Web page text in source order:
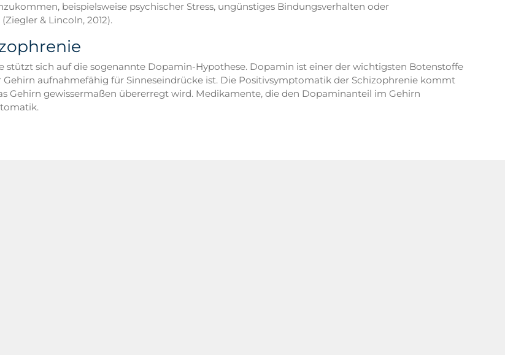
beispielsweise psychischer Stress, ungünstiges Bindungsverhalten oder
& Lincoln, 2012).
sich auf die sogenannte Dopamin-Hypothese. Dopamin ist einer der wichtigsten Botenstoffe
aufnahmefähig für Sinneseindrücke ist. Die Positivsymptomatik der Schizophrenie kommt
Gehirn gewissermaßen übererregt wird. Medikamente, die den Dopaminanteil im Gehirn